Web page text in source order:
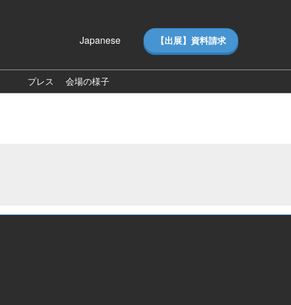
Japanese
English
【出展】資料請求
プレス
会場の様子